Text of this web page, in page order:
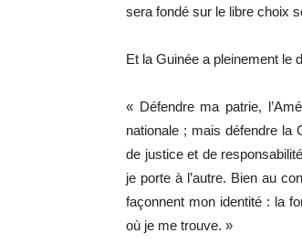
sera fondé sur le libre choix
Et la Guinée a pleinement le
« Défendre ma patrie,
nationale ; mais défendre
de justice et de
je porte à l’autre. Bien au
façonnent mon identité : la
où je me trouve. »